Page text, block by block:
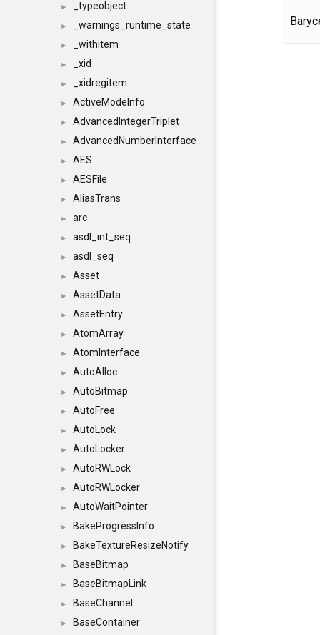
► _typeobject
► _warnings_runtime_state
► _withitem
► _xid
► _xidregitem
► ActiveModeInfo
► AdvancedIntegerTriplet
► AdvancedNumberInterface
► AES
► AESFile
► AliasTrans
► arc
► asdl_int_seq
► asdl_seq
► Asset
► AssetData
► AssetEntry
► AtomArray
► AtomInterface
► AutoAlloc
► AutoBitmap
► AutoFree
► AutoLock
► AutoLocker
► AutoRWLock
► AutoRWLocker
► AutoWaitPointer
► BakeProgressInfo
► BakeTextureResizeNotify
► BaseBitmap
► BaseBitmapLink
► BaseChannel
► BaseContainer